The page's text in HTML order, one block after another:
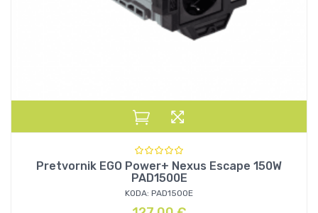
Pretvornik EGO Power+ Nexus Escape 150W
PAD1500E
KODA: PAD1500E